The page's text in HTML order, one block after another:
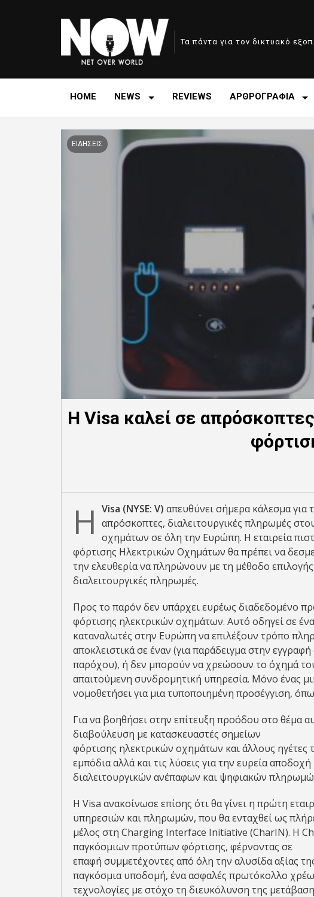
Τα πάντα για τον δικτυακό
HOME NEWS REVIEWS ΑΡΘΡΟΓΡΑΦΙΑ
ΕΙΔΗΣΕΙΣ
Η Visa καλεί σε
Η Visa (NYSE: V) απευθύνει σήμερα κάλεσμα
απρόσκοπτες, διαλειτουργικές πληρωμές
οχημάτων σε όλη την Ευρώπη. Η εταιρεία
φόρτισης Ηλεκτρικών Οχημάτων θα πρέπει να
την ελευθερία να πληρώνουν με τη μέθοδο
διαλειτουργικές πληρωμές.
Προς το παρόν δεν υπάρχει ευρέως διαδεδομένο
φόρτισης ηλεκτρικών οχημάτων. Αυτό οδηγεί σε
καταναλωτές στην Ευρώπη να επιλέξουν τρόπο
αποκλειστικά σε έναν (για παράδειγμα στην
παρόχου), ή δεν μπορούν να χρεώσουν το όχημά
απαιτούμενη συνδρομητική υπηρεσία. Μόνο ένας
νομοθετήσει για μια τυποποιημένη προσέγγιση,
Για να βοηθήσει στην επίτευξη προόδου στο θέμα
διαβούλευση με κατασκευαστές σημείων
φόρτισης ηλεκτρικών οχημάτων και άλλους ηγέτες
εμπόδια αλλά και τις λύσεις για την ευρεία αποδοχή
διαλειτουργικών ανέπαφων και ψηφιακών
Η Visa ανακοίνωσε επίσης ότι θα γίνει η πρώτη
υπηρεσιών και πληρωμών, που θα ενταχθεί ως
μέλος στη Charging Interface Initiative (CharIN). Η
παγκόσμιων προτύπων φόρτισης, φέρνοντας σε
επαφή συμμετέχοντες από όλη την αλυσίδα αξίας
παγκόσμια υποδομή, ένα ασφαλές πρωτόκολλο
τεχνολογίες με στόχο τη διευκόλυνση της